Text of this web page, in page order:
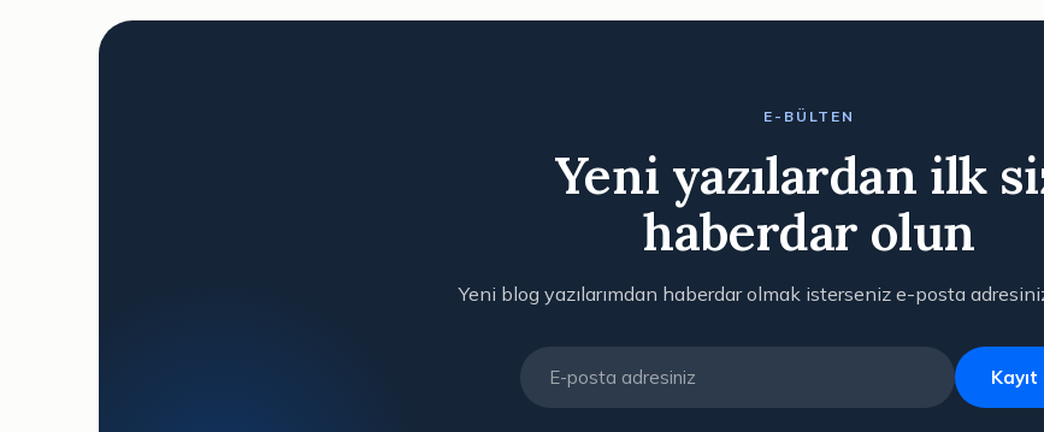
E-BÜLTEN
Yeni yazılardan ilk
haberdar olun
Yeni blog yazılarımdan haberdar olmak isterseniz e-posta
Kayıt